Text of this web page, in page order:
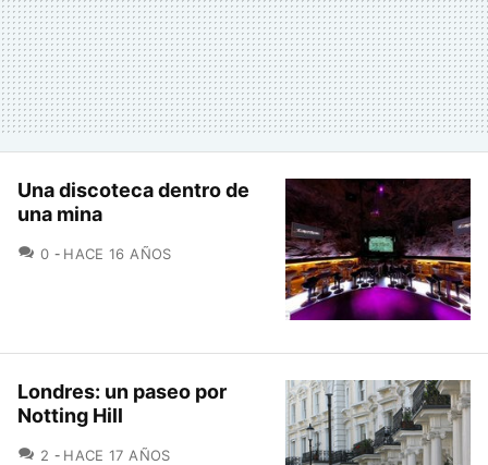
Una discoteca dentro de
una mina
0 COMENTARIOS
HACE 16 AÑOS
Londres: un paseo por
Notting Hill
2 COMENTARIOS
HACE 17 AÑOS